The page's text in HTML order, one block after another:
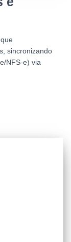
sincronizando
NFS-e) via